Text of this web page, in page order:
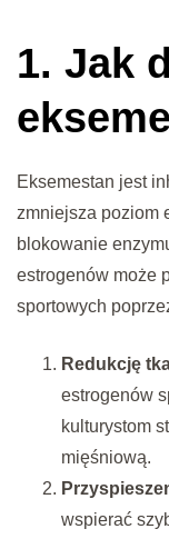
1. Jak
Eksemestan jest
zmniejsza poziom
blokowanie
estrogenów może
sportowych
Redukcję
estrogenów
kulturystom
mięśniową.
wspierać